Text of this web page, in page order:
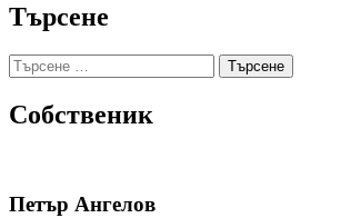
Търсене
Търсене
за:
Собственик
Петър Ангелов